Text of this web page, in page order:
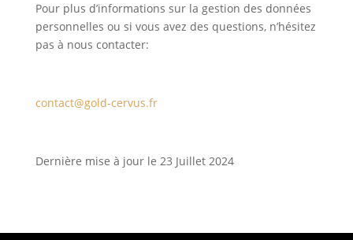
Pour plus d’informations sur la gestion des données
personnelles ou si vous avez des questions, n’hésitez
pas à nous contacter:
contact@gold-cervus.fr
Dernière mise à jour le 23 Juillet 2024